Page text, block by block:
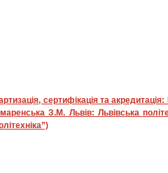
сертифікація та
З.М. Львів: Львівська